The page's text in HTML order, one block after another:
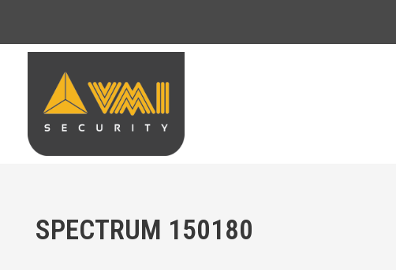
SPECTRUM 150180